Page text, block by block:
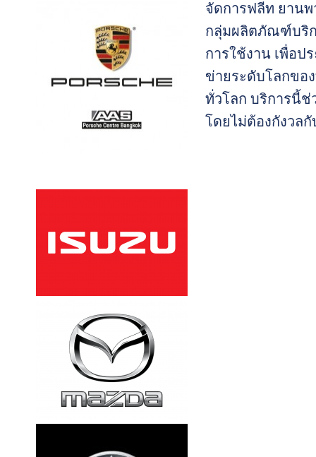
จัดการฟลีท ยานพ
กลุ่มผลิตภัณฑ์บริก
การใช้งาน เพื่อ
ข่ายระดับโลกขอ
ทั่วโลก บริการนี้ช่
โดยไม่ต้องกังวล